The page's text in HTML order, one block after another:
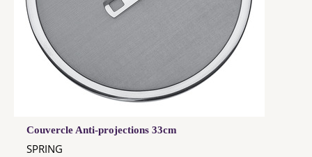
Couvercle Anti-projections 33cm
SPRING